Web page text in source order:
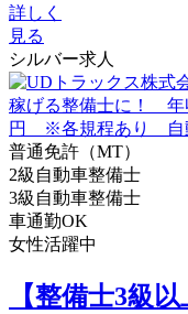
詳しく
見る
シルバー求人
普通免許（MT）
2級自動車整備士
3級自動車整備士
車通勤OK
女性活躍中
【整備士3級